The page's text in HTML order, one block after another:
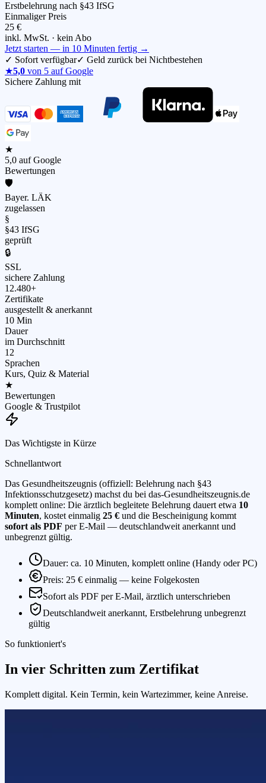
Erstbelehrung nach §43 IfSG
Einmaliger Preis
25 €
inkl. MwSt. · kein Abo
Jetzt starten — in 10 Minuten fertig →
✓ Sofort verfügbar✓ Geld zurück bei Nichtbestehen
★5,0 von 5 auf Google
Sichere Zahlung mit
★
5,0 auf Google
Bewertungen
🛡️
Bayer. LÄK
zugelassen
§
§43 IfSG
geprüft
🔒
SSL
sichere Zahlung
12.480+
Zertifikate
ausgestellt & anerkannt
10 Min
Dauer
im Durchschnitt
12
Sprachen
Kurs, Quiz & Material
★
Bewertungen
Google & Trustpilot
Das Wichtigste in Kürze
Schnellantwort
Das Gesundheitszeugnis (offiziell: Belehrung nach §43
Infektionsschutzgesetz) machst du bei das-Gesundheitszeugnis.de
komplett online: Die ärztlich begleitete Belehrung dauert etwa 10
Minuten, kostet einmalig 25 € und die Bescheinigung kommt
sofort als PDF per E-Mail — deutschlandweit anerkannt und
unbegrenzt gültig.
Dauer: ca. 10 Minuten, komplett online (Handy oder PC)
Preis: 25 € einmalig — keine Folgekosten
Sofort als PDF per E-Mail, ärztlich unterschrieben
Deutschlandweit anerkannt, Erstbelehrung unbegrenzt
gültig
So funktioniert's
In vier Schritten zum Zertifikat
Komplett digital. Kein Termin, kein Wartezimmer, keine Anreise.